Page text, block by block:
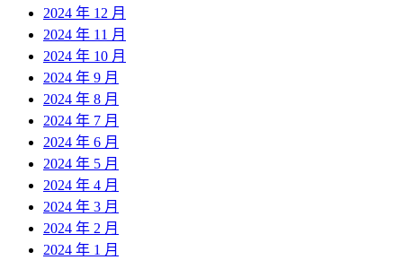
2024 年 12 月
2024 年 11 月
2024 年 10 月
2024 年 9 月
2024 年 8 月
2024 年 7 月
2024 年 6 月
2024 年 5 月
2024 年 4 月
2024 年 3 月
2024 年 2 月
2024 年 1 月